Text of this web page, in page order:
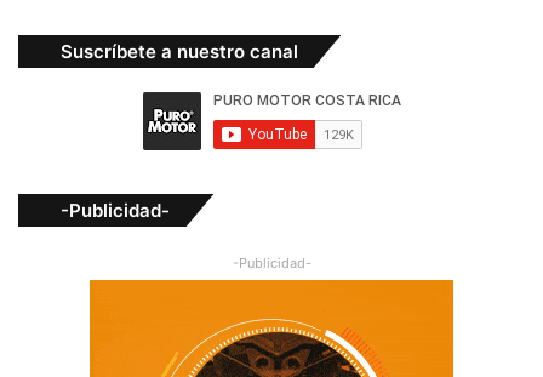
Suscríbete a nuestro canal
-Publicidad-
-Publicidad-